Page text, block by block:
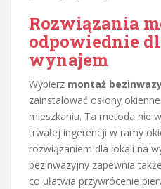
Rozwiązania
odpowiednie
wynajem
Wybierz montaż
zainstalować osłony
mieszkaniu. Ta metoda nie
trwałej ingerencji w ramy
rozwiązaniem dla lokali na
bezinwazyjny zapewnia
co ułatwia przywrócenie